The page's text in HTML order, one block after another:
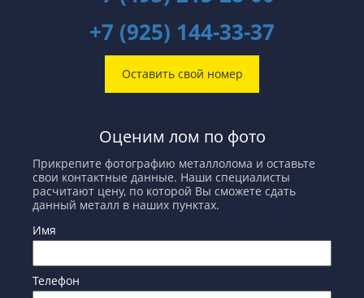
+7 (925) 144-33-37
Оставить свой номер
Оценим лом по фото
Прикрепите фотографию металлолома и оставьте
свои контактные данные. Наши специалисты
расчитают цену, по которой Вы сможете сдать
данный металл в наших пунктах.
Имя
Телефон